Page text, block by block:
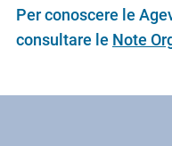
Per conoscere le
consultare le Note